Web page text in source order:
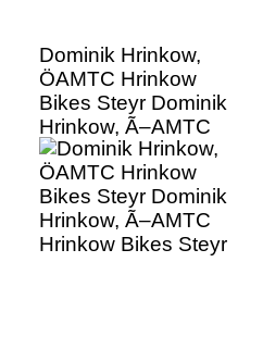
Dominik Hrinkow,
ÖAMTC Hrinkow
Bikes Steyr Dominik
Hrinkow, Ã–AMTC
Hrinkow Bikes Steyr